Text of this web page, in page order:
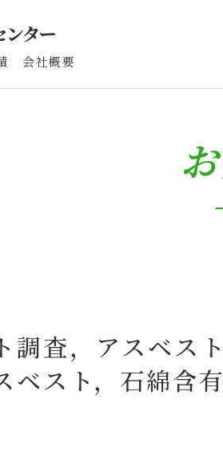
会社概要
調査，アスベス
ベスト，石綿含有